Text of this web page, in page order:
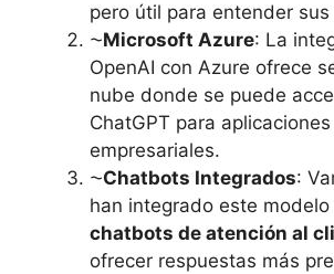
pero útil para entender
⁓Microsoft Azure: La
OpenAI con Azure ofrece
nube donde se puede
ChatGPT para aplicaciones
empresariales.
⁓Chatbots Integrados:
han integrado este modelo
chatbots de atención al
ofrecer respuestas más